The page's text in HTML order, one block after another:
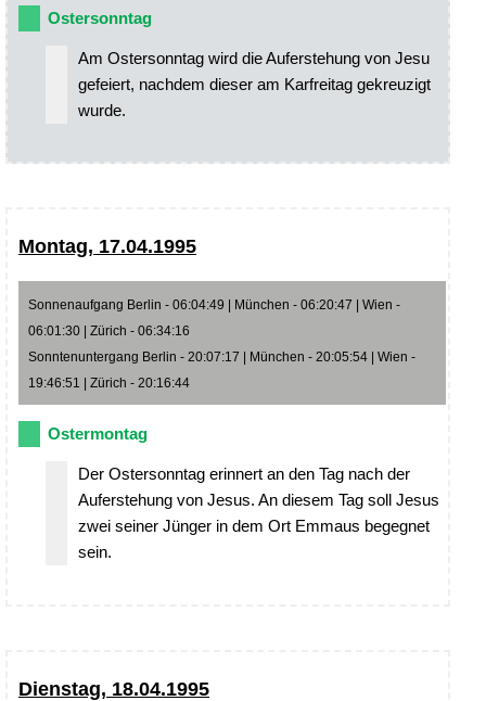
Ostersonntag
Am Ostersonntag wird die Auferstehung von Jesu
gefeiert, nachdem dieser am Karfreitag gekreuzigt
wurde.
Montag, 17.04.1995
Sonnenaufgang Berlin - 06:04:49 | München - 06:20:47 | Wien -
06:01:30 | Zürich - 06:34:16
Sonntenuntergang Berlin - 20:07:17 | München - 20:05:54 | Wien -
19:46:51 | Zürich - 20:16:44
Ostermontag
Der Ostersonntag erinnert an den Tag nach der
Auferstehung von Jesus. An diesem Tag soll Jesus
zwei seiner Jünger in dem Ort Emmaus begegnet
sein.
Dienstag, 18.04.1995